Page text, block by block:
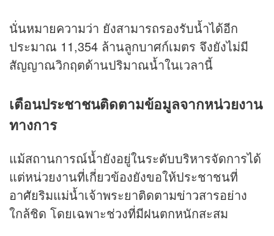
นั่นหมายความว่า ยังสามารถรองรับน้ำได้อีก
ประมาณ 11,354 ล้านลูกบาศก์เมตร จึงยังไม่มี
สัญญาณวิกฤตด้านปริมาณน้ำในเวลานี้
เตือนประชาชนติดตามข้อมูลจากหน่วยงาน
ทางการ
แม้สถานการณ์น้ำยังอยู่ในระดับบริหารจัดการได้
แต่หน่วยงานที่เกี่ยวข้องยังขอให้ประชาชนที่
อาศัยริมแม่น้ำเจ้าพระยาติดตามข่าวสารอย่าง
ใกล้ชิด โดยเฉพาะช่วงที่มีฝนตกหนักสะสม